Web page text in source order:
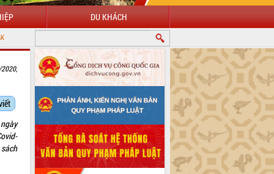
DU KHÁCH